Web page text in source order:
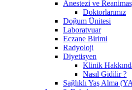
Anestezi ve
Doktorlarımız
Doğum Ünitesi
Laboratvuar
Eczane Birimi
Radyoloji
Diyetisyen
Klinik
Nasıl Gidilir ?
Sağlıklı Yaş Alma